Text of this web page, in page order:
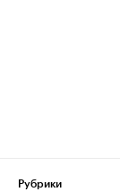
Рубрики